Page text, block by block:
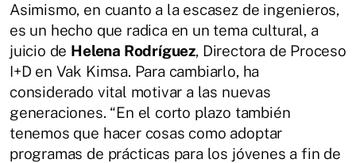
Asimismo, en cuanto a la escasez de ingenieros,
es un hecho que radica en un tema cultural, a
juicio de Helena Rodríguez, Directora de Proceso
I+D en Vak Kimsa. Para cambiarlo, ha
considerado vital motivar a las nuevas
generaciones. “En el corto plazo también
tenemos que hacer cosas como adoptar
programas de prácticas para los jóvenes a fin de